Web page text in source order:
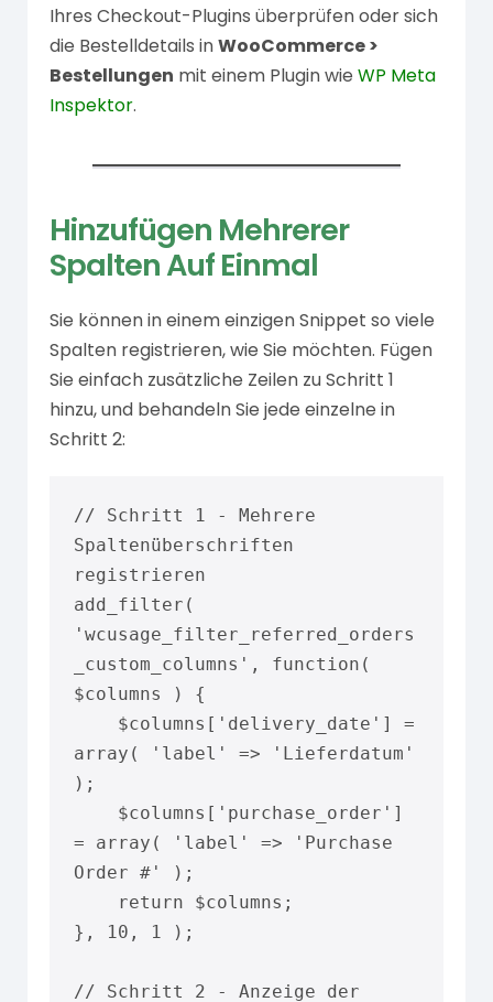
Ihres Checkout-Plugins überprüfen oder sich
die Bestelldetails inWooCommerce >
Bestellungen mit einem Plugin wie WP Meta
Inspektor.
Hinzufügen Mehrerer
Spalten Auf Einmal
Sie können in einem einzigen Snippet so viele
Spalten registrieren, wie Sie möchten. Fügen
Sie einfach zusätzliche Zeilen zu Schritt 1
hinzu, und behandeln Sie jede einzelne in
Schritt 2:
// Schritt 1 - Mehrere
Spaltenüberschriften
registrieren
add_filter(
'wcusage_filter_referred_orders
_custom_columns', function(
$columns ) {
array( 'label' => 'Lieferdatum'
);
= array( 'label' => 'Purchase
Order #' );
}, 10, 1 );
// Schritt 2 - Anzeige der